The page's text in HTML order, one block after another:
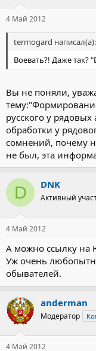
4 Май 2012
termogard написал(а):
Воевать?! Даже так?
Вы не поняли,
русского у
обработки у
сомнений, почему
не был, эта
D DNK
Активный
4 Май 2012
А можно ссылку на
Уж очень
обывателей.
anderman
Модератор
4 Май 2012